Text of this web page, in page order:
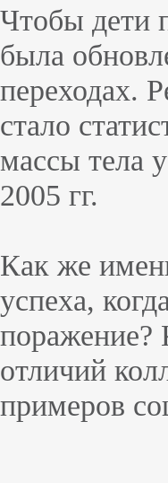
Чтобы дети
была
переходах.
стало
массы тела
2005 гг.
Как же
успеха,
поражение?
отличий
примеров